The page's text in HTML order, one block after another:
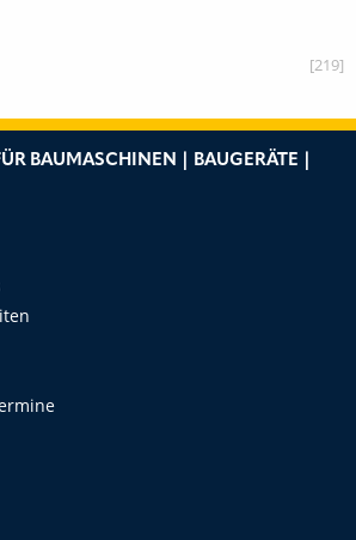
[219]
BAUMASCHINEN | BAUGERÄTE |